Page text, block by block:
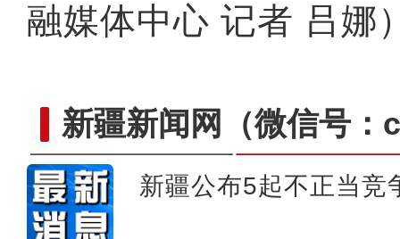
融媒体中心 记者 吕娜
新疆新闻网 （微信号
新疆公布5起不正当竞